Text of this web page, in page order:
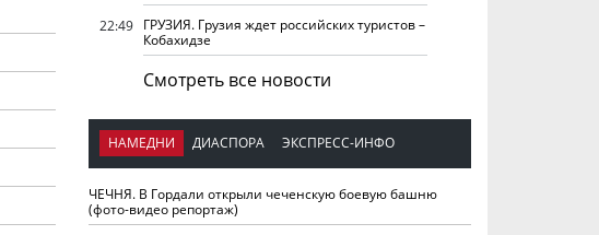
22:49 ГРУЗИЯ. Грузия ждет российских туристов –
Кобахидзе
Смотреть все новости
НАМЕДНИ ДИАСПОРА ЭКСПРЕСС-ИНФО
ЧЕЧНЯ. В Гордали открыли чеченскую боевую башню
(фото-видео репортаж)